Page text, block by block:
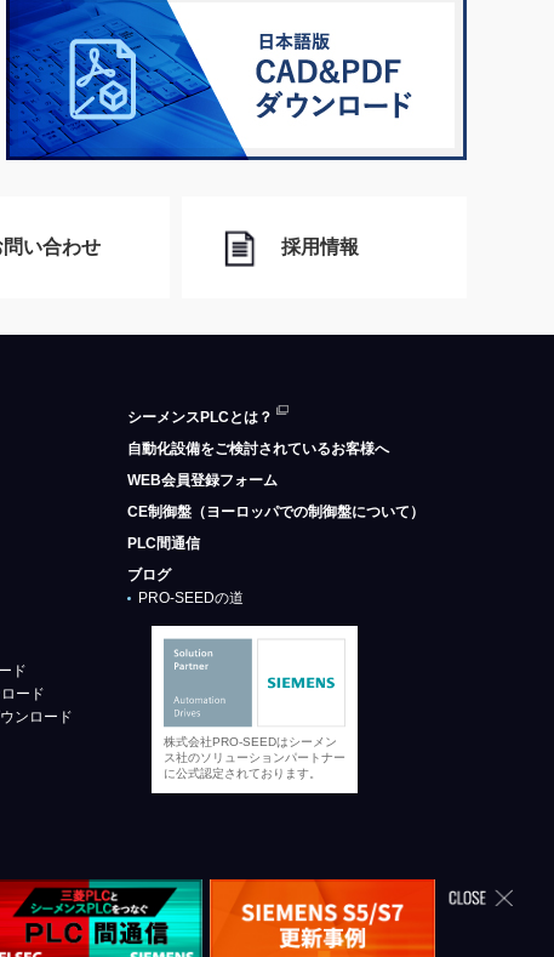
問い合わせ 採用情報
ド
ード
ンロード
シーメンスPLCとは？
自動化設備をご検討されているお客様へ
WEB会員登録フォーム
CE制御盤（ヨーロッパでの制御盤について）
PLC間通信
ブログ
PRO-SEEDの道
株式会社PRO-SEEDはシーメン
ス社のソリューションパートナー
に公式認定されております。